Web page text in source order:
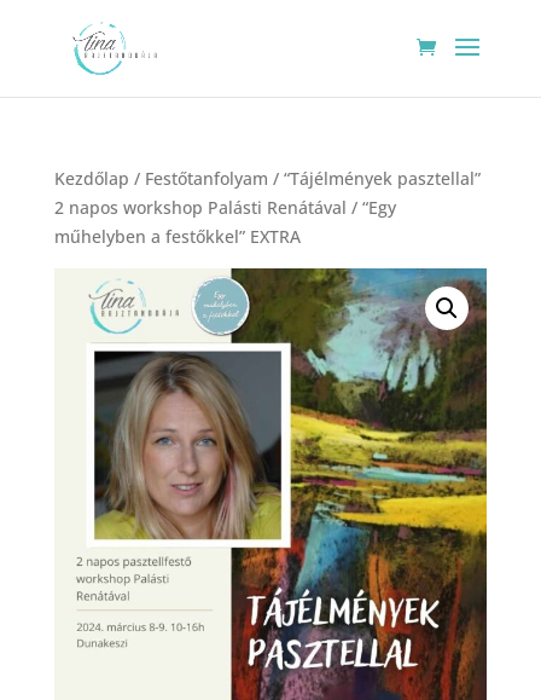
Kezdőlap / Festőtanfolyam / “Tájélmények pasztellal”
2 napos workshop Palásti Renátával / “Egy
műhelyben a festőkkel” EXTRA